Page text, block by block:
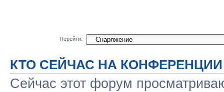
Перейти:
КТО СЕЙЧАС НА КОНФЕРЕНЦИИ
Сейчас этот форум